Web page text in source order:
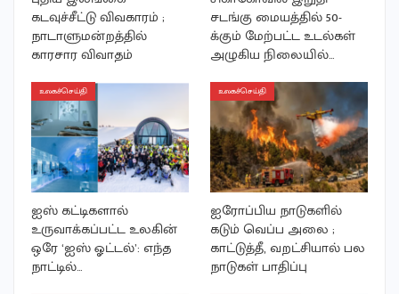
கடவுச்சீட்டு விவகாரம் ;
நாடாளுமன்றத்தில்
காரசார விவாதம்
சடங்கு மையத்தில் 50-
க்கும் மேற்பட்ட உடல்கள்
அழுகிய நிலையில்…
உலகச்செய்தி
ஐஸ் கட்டிகளால்
உருவாக்கப்பட்ட உலகின்
ஒரே ‘ஐஸ் ஓட்டல்’: எந்த
நாட்டில்…
உலகச்செய்தி
ஐரோப்பிய நாடுகளில்
கடும் வெப்ப அலை ;
காட்டுத்தீ, வறட்சியால் பல
நாடுகள் பாதிப்பு